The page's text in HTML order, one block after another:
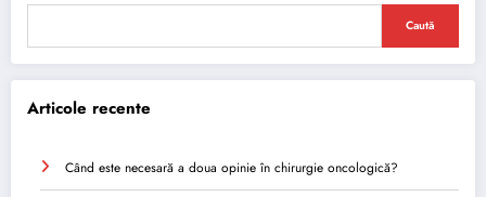
Caută
Articole recente
Când este necesară a doua opinie în chirurgie oncologică?